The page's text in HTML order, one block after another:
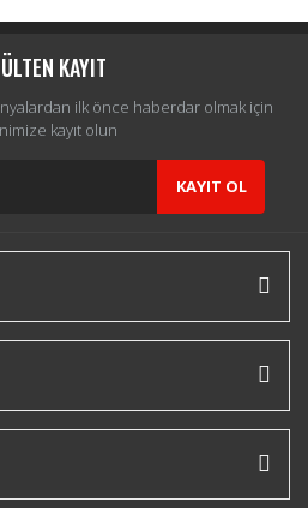
KAYIT
ilk önce haberdar olmak için
kayıt olun
KAYIT OL